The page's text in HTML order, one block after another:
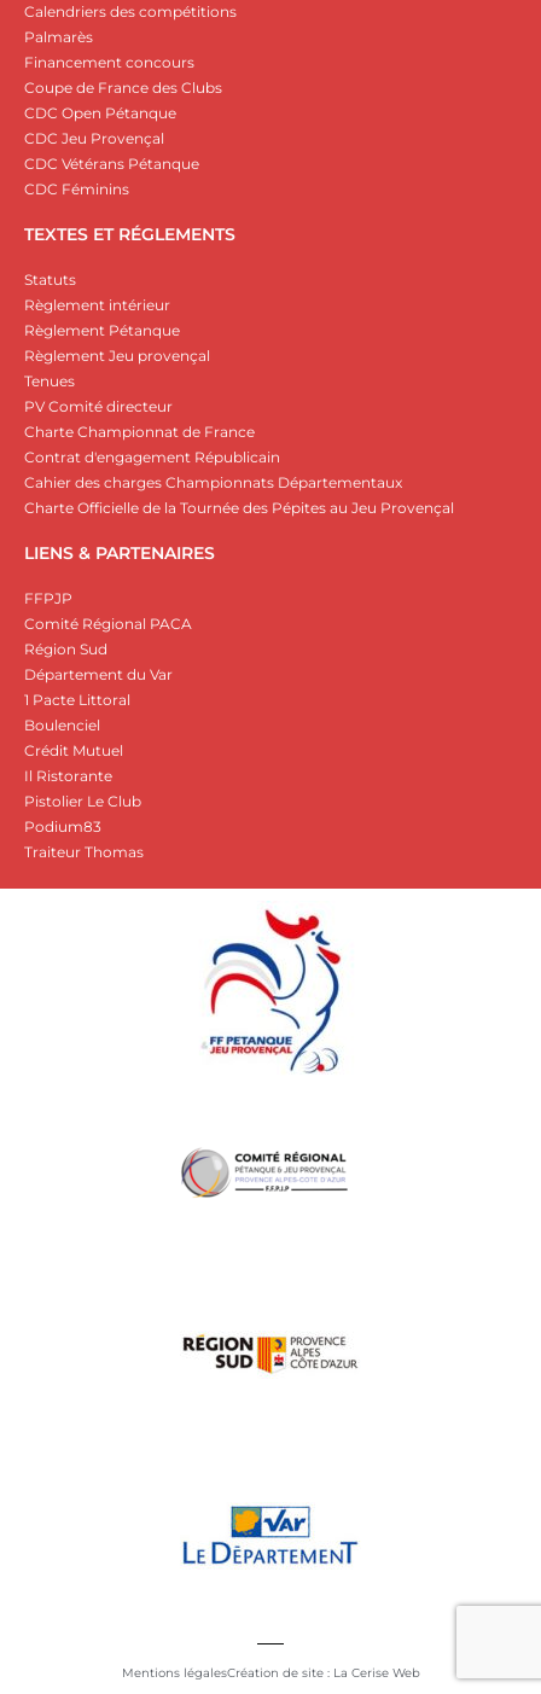
Calendriers des compétitions
Palmarès
Financement concours
Coupe de France des Clubs
CDC Open Pétanque
CDC Jeu Provençal
CDC Vétérans Pétanque
CDC Féminins
TEXTES ET RÉGLEMENTS
Statuts
Règlement intérieur
Règlement Pétanque
Règlement Jeu provençal
Tenues
PV Comité directeur
Charte Championnat de France
Contrat d'engagement Républicain
Cahier des charges Championnats Départementaux
Charte Officielle de la Tournée des Pépites au Jeu Provençal
LIENS & PARTENAIRES
FFPJP
Comité Régional PACA
Région Sud
Département du Var
1 Pacte Littoral
Boulenciel
Crédit Mutuel
Il Ristorante
Pistolier Le Club
Podium83
Traiteur Thomas
Mentions légalesCréation de site : La Cerise Web